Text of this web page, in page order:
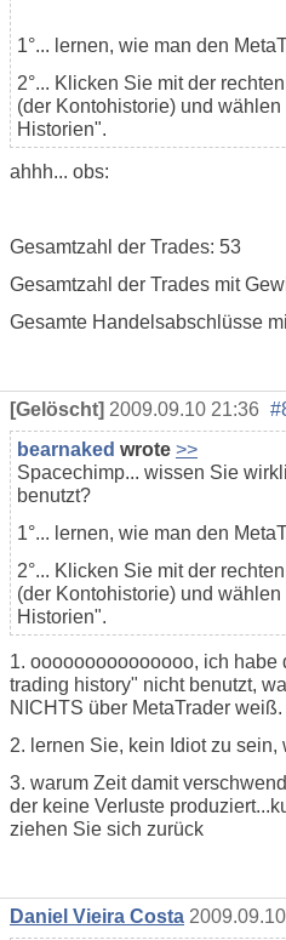
1°... lernen, wie man den
2°... Klicken Sie mit der
(der Kontohistorie) und
Historien".
ahhh... obs:
Gesamtzahl der Trades: 53
Gesamtzahl der Trades mit
Gesamte Handelsabschlüsse
[Gelöscht] 2009.09.10 21:36
bearnaked wrote >>
Spacechimp... wissen Sie
benutzt?
1°... lernen, wie man den
2°... Klicken Sie mit der
(der Kontohistorie) und
Historien".
1. ooooooooooooooo, ich habe
trading history" nicht benutzt,
NICHTS über MetaTrader weiß.
2. lernen Sie, kein Idiot zu sein,
3. warum Zeit damit
der keine Verluste
ziehen Sie sich zurück
Daniel Vieira Costa